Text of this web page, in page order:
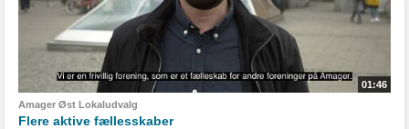
01:46
Amager Øst Lokaludvalg
Flere aktive fællesskaber